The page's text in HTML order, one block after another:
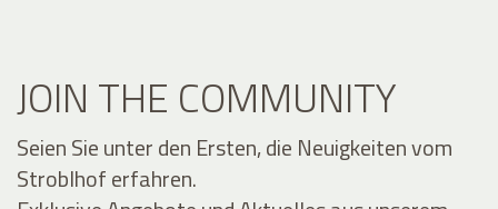
JOIN THE COMMUNITY
Seien Sie unter den Ersten, die Neuigkeiten vom
Stroblhof erfahren.